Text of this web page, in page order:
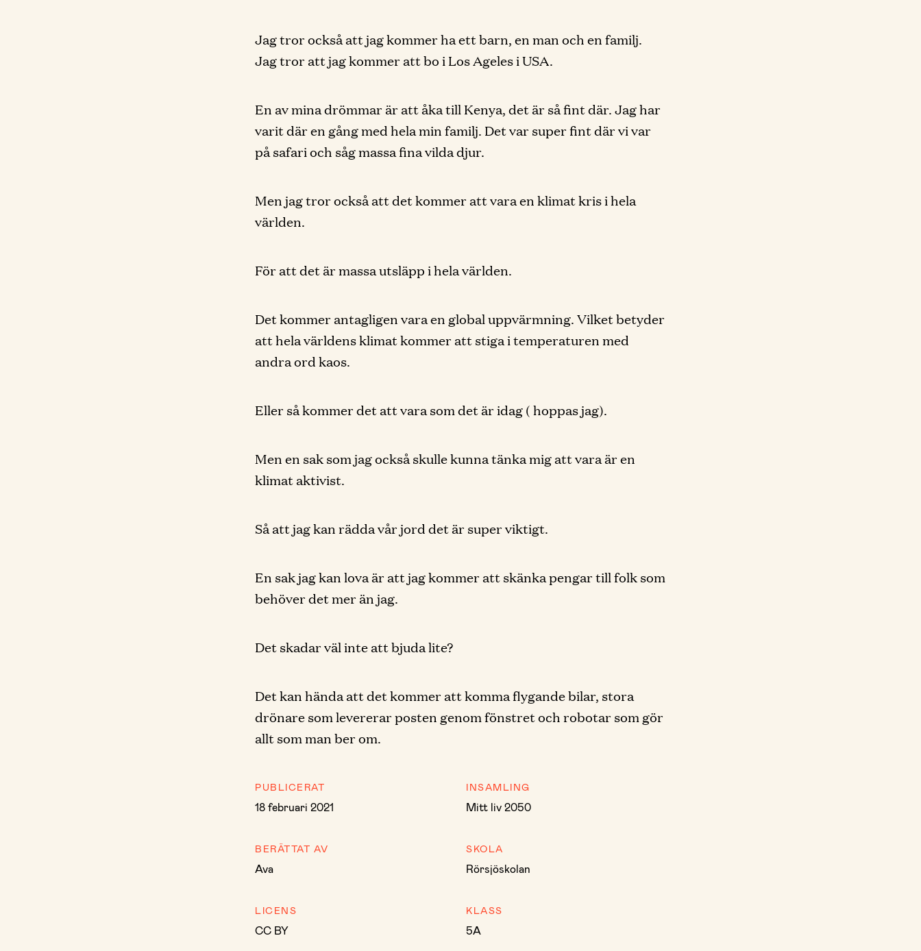
Jag tror också att jag kommer ha ett barn, en man och en familj.
Jag tror att jag kommer att bo i Los Ageles i USA.
En av mina drömmar är att åka till Kenya, det är så fint där. Jag har
varit där en gång med hela min familj. Det var super fint där vi var
på safari och såg massa fina vilda djur.
Men jag tror också att det kommer att vara en klimat kris i hela
världen.
För att det är massa utsläpp i hela världen.
Det kommer antagligen vara en global uppvärmning. Vilket betyder
att hela världens klimat kommer att stiga i temperaturen med
andra ord kaos.
Eller så kommer det att vara som det är idag ( hoppas jag).
Men en sak som jag också skulle kunna tänka mig att vara är en
klimat aktivist.
Så att jag kan rädda vår jord det är super viktigt.
En sak jag kan lova är att jag kommer att skänka pengar till folk som
behöver det mer än jag.
Det skadar väl inte att bjuda lite?
Det kan hända att det kommer att komma flygande bilar, stora
drönare som levererar posten genom fönstret och robotar som gör
allt som man ber om.
PUBLICERAT
18 februari 2021
BERÄTTAT AV
Ava
LICENS
CC BY
INSAMLING
Mitt liv 2050
SKOLA
Rörsjöskolan
KLASS
5A